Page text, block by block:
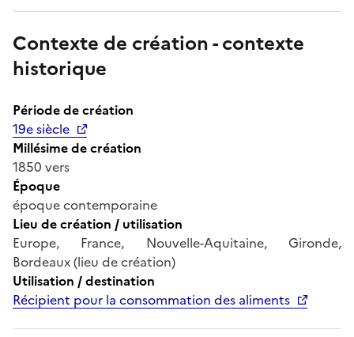
Contexte de création - contexte
historique
Période de création
19e siècle
Millésime de création
1850 vers
Époque
époque contemporaine
Lieu de création / utilisation
Europe, France, Nouvelle-Aquitaine, Gironde,
Bordeaux (lieu de création)
Utilisation / destination
Récipient pour la consommation des aliments